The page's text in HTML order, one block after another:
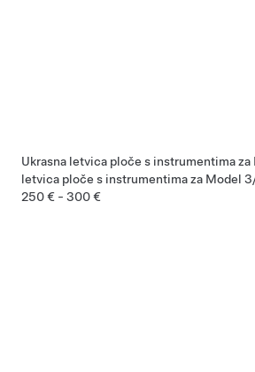
Ukrasna letvica ploče s instrumentima
letvica ploče s instrumentima za Model
250 € - 300 €